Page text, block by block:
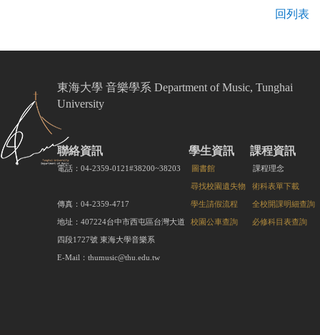
回列表
東海大學 音樂學系 Department of Music, Tunghai
University
聯絡資訊
電話：04-2359-0121#38200~38203
傳真：04-2359-4717
地址：407224台中市西屯區台灣大道
四段1727號 東海大學音樂系
E-Mail：thumusic@thu.edu.tw
學生資訊
圖書館
尋找校園遺失物
學生請假流程
校園公車查詢
課程資訊
課程理念
術科表單下載
全校開課明細查詢
必修科目表查詢